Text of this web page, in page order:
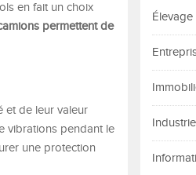
en fait un choix
permettent de
et de leur valeur
vibrations pendant le
une protection
Élevage
Industrie